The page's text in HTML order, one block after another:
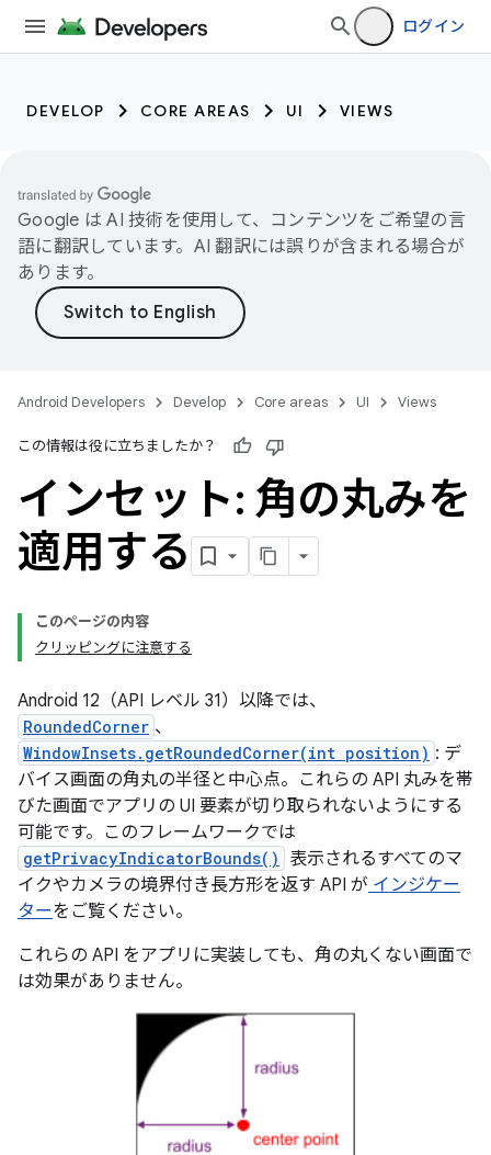
ログイン
DEVELOP CORE AREAS UI VIEWS
Google は AI 技術を使用して、コンテンツをご希望の言
語に翻訳しています。AI 翻訳には誤りが含まれる場合が
あります。
Android Developers Develop Core areas UI Views
この情報は役に立ちましたか？
インセット: 角の丸みを
適用する
このページの内容
クリッピングに注意する
Android 12（API レベル 31）以降では、
RoundedCorner 、
WindowInsets.getRoundedCorner(int position) : デ
バイス画面の角丸の半径と中心点。これらの API 丸みを帯
びた画面でアプリの UI 要素が切り取られないようにする
可能です。このフレームワークでは
getPrivacyIndicatorBounds()
表示されるすべてのマ
イクやカメラの境界付き長方形を返す API が インジケー
ターをご覧ください。
これらの API をアプリに実装しても、角の丸くない画面で
は効果がありません。